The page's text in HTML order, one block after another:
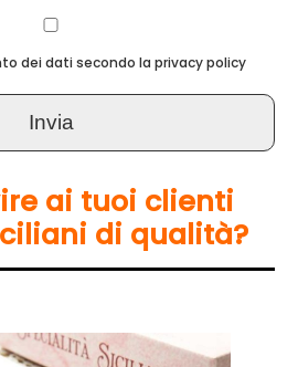
dei dati secondo la privacy policy
ai tuoi clienti
di qualità?